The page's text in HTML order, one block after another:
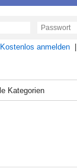
anmelden
Kategorien